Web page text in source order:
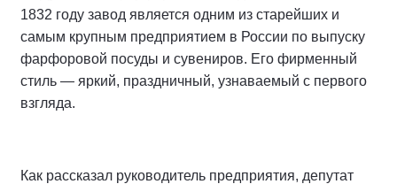
1832 году завод является одним из старейших и
самым крупным предприятием в России по выпуску
фарфоровой посуды и сувениров. Его фирменный
стиль — яркий, праздничный, узнаваемый с первого
взгляда.
Как рассказал руководитель предприятия, депутат